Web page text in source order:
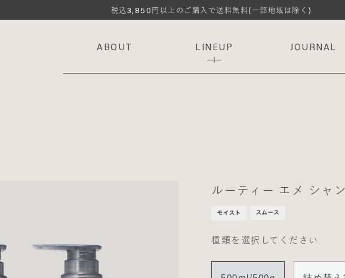
税込3,850円以上のご購入で送料無料(一部地域は除く)
ABOUT LINEUP JOURNAL
ルーティー エメ シャ
種類を選択してください